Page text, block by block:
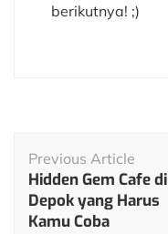
berikutnya! ;)
Navigation
Previous Article
Hidden Gem Cafe di
Depok yang Harus
Kamu Coba